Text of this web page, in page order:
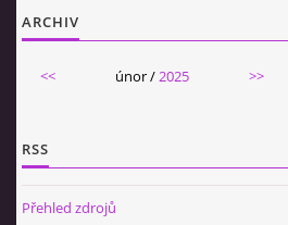
ARCHIV
<< únor /2025 >>
RSS
Přehled zdrojů